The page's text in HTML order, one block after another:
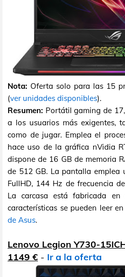
Nota: Oferta solo para las 15
(ver unidades disponibles).
Resumen: Portátil gaming de
a los usuarios más exigentes,
como de jugar. Emplea el
hace uso de la gráfica nVidia
dispone de 16 GB de memoria
de 512 GB. La pantalla emplea
FullHD, 144 Hz de frecuencia
La carcasa está fabricada
características se pueden leer
de Asus.
Lenovo Legion Y730-
1149 € - Ir a la oferta